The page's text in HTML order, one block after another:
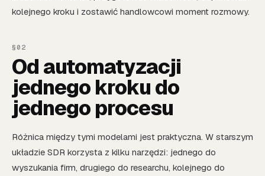
kolejnego kroku i zostawić handlowcowi moment rozmowy.
Od automatyzacji
jednego kroku do
jednego procesu
Różnica między tymi modelami jest praktyczna. W starszym
układzie SDR korzysta z kilku narzędzi: jednego do
wyszukania firm, drugiego do researchu, kolejnego do